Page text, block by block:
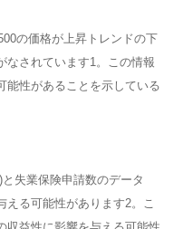
の価格が上昇トレンドの下
なされています​1​。この情報
能性があることを示している
失業保険申請数のデータ
える可能性があります​2​。こ